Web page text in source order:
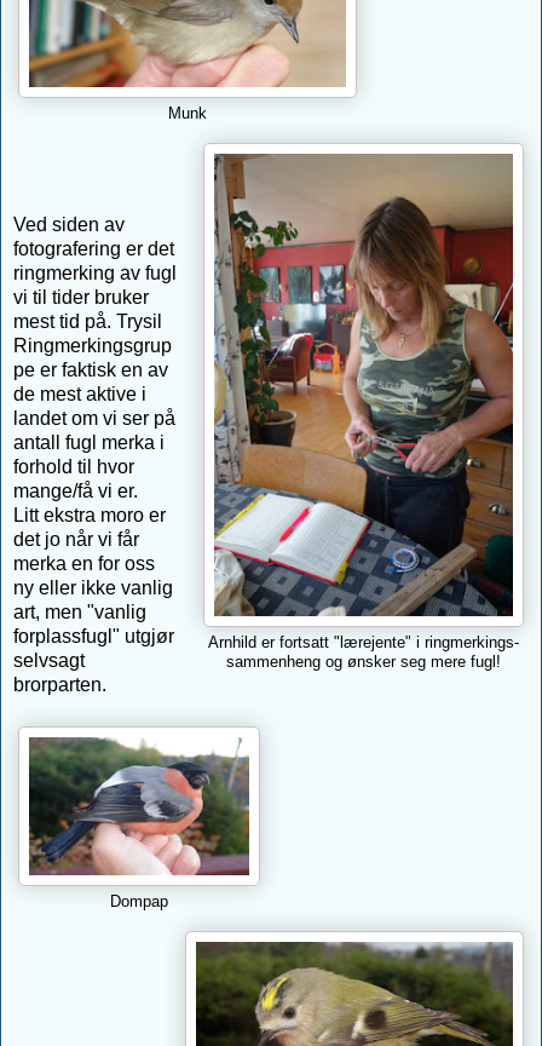
Munk
Arnhild er fortsatt "lærejente" i ringmerkings-
sammenheng og ønsker seg mere fugl!
Ved siden av
fotografering er det
ringmerking av fugl
vi til tider bruker
mest tid på. Trysil
Ringmerkingsgrup
pe er faktisk en av
de mest aktive i
landet om vi ser på
antall fugl merka i
forhold til hvor
mange/få vi er.
Litt ekstra moro er
det jo når vi får
merka en for oss
ny eller ikke vanlig
art, men "vanlig
forplassfugl" utgjør
selvsagt
brorparten.
Dompap